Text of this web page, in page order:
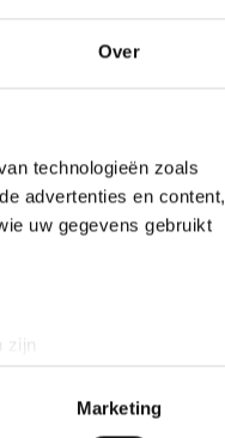
Over
technologieën zoals
advertenties en content,
uw gegevens gebruikt
in. U kunt uw
Marketing